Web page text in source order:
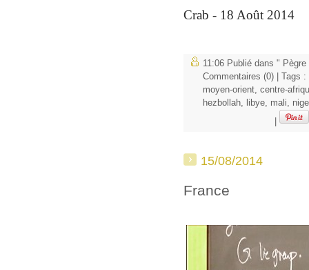
Crab - 18 Août 2014
11:06 Publié dans " Pègre
Commentaires (0) | Tags :
moyen-orient, centre-
hezbollah, libye, mali,
15/08/2014
France